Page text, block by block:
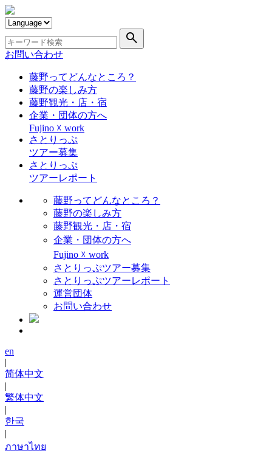
search
お問い合わせ
藤野ってどんなところ？
藤野の楽しみ方
藤野観光・店・宿
企業・団体の方へ
Fujino ☓ work
さとりっぷ
ツアー募集
さとりっぷ
ツアーレポート
藤野ってどんなところ？
藤野の楽しみ方
藤野観光・店・宿
企業・団体の方へ
Fujino ☓ work
さとりっぷツアー募集
さとりっぷツアーレポート
運営団体
お問い合わせ
en
|
简体中文
|
繁体中文
|
한국
|
ภาษาไทย